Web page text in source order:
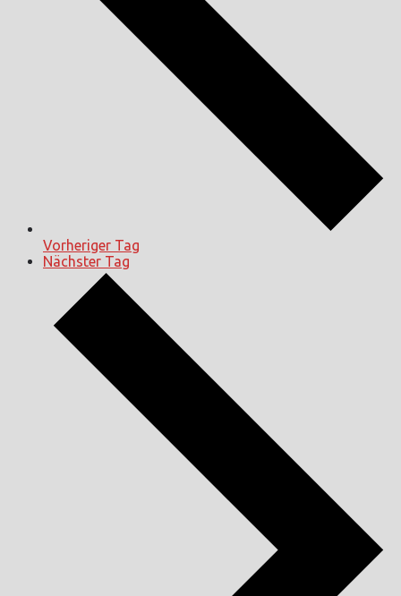
Vorheriger Tag
Nächster Tag